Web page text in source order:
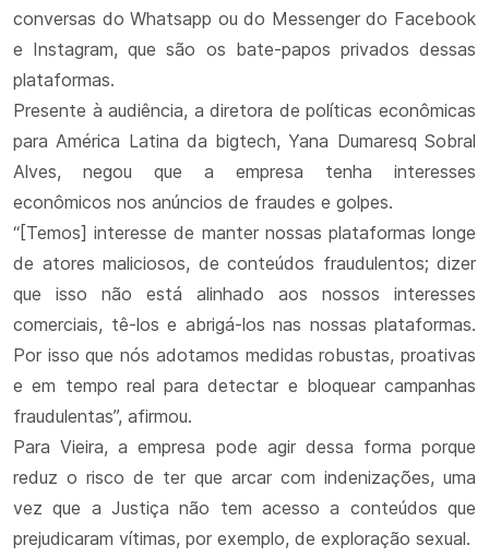
conversas do Whatsapp ou do Messenger do Facebook
e Instagram, que são os bate-papos privados dessas
plataformas.
Presente à audiência, a diretora de políticas econômicas
para América Latina da bigtech, Yana Dumaresq Sobral
Alves, negou que a empresa tenha interesses
econômicos nos anúncios de fraudes e golpes.
“[Temos] interesse de manter nossas plataformas longe
de atores maliciosos, de conteúdos fraudulentos; dizer
que isso não está alinhado aos nossos interesses
comerciais, tê-los e abrigá-los nas nossas plataformas.
Por isso que nós adotamos medidas robustas, proativas
e em tempo real para detectar e bloquear campanhas
fraudulentas”, afirmou.
Para Vieira, a empresa pode agir dessa forma porque
reduz o risco de ter que arcar com indenizações, uma
vez que a Justiça não tem acesso a conteúdos que
prejudicaram vítimas, por exemplo, de exploração sexual.